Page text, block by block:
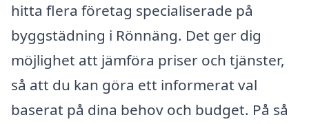
hitta flera företag specialiserade på
byggstädning i Rönnäng. Det ger dig
möjlighet att jämföra priser och tjänster,
så att du kan göra ett informerat val
baserat på dina behov och budget. På så